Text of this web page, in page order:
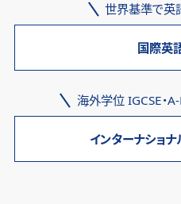
世界基準で英
国際英
海外学位 IGCSE・
インターナショ